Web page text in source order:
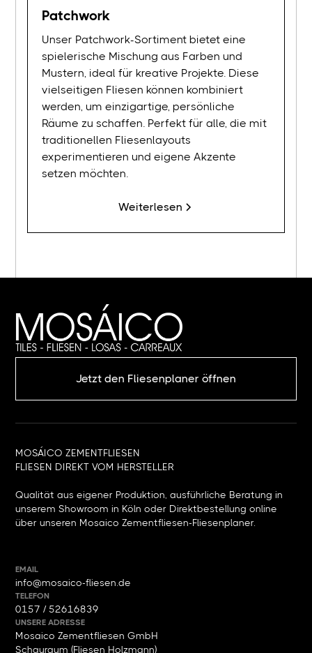
Patchwork
Unser Patchwork-Sortiment bietet eine
spielerische Mischung aus Farben und
Mustern, ideal für kreative Projekte. Diese
vielseitigen Fliesen können kombiniert
werden, um einzigartige, persönliche
Räume zu schaffen. Perfekt für alle, die mit
traditionellen Fliesenlayouts
experimentieren und eigene Akzente
setzen möchten.
Weiterlesen
Jetzt den Fliesenplaner öffnen
MOSÁICO ZEMENTFLIESEN
FLIESEN DIREKT VOM HERSTELLER
Qualität aus eigener Produktion, ausführliche Beratung in
unserem Showroom in Köln oder Direktbestellung online
über unseren Mosaico Zementfliesen-Fliesenplaner.
EMAIL
info@mosaico-fliesen.de
TELEFON
0157 / 52616839
UNSERE ADRESSE
Mosaico Zementfliesen GmbH
Schauraum (Fliesen Holzmann)